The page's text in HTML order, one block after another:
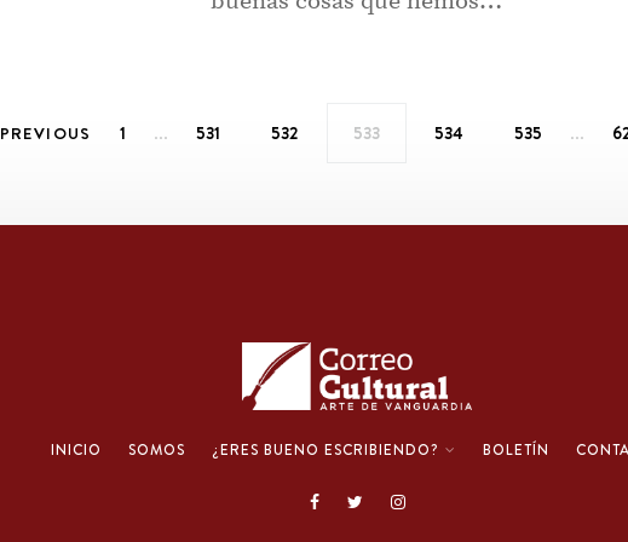
PREVIOUS 1 … 531 532 533 534 535 …
INICIO SOMOS ¿ERES BUENO ESCRIBIENDO? BOLETÍN